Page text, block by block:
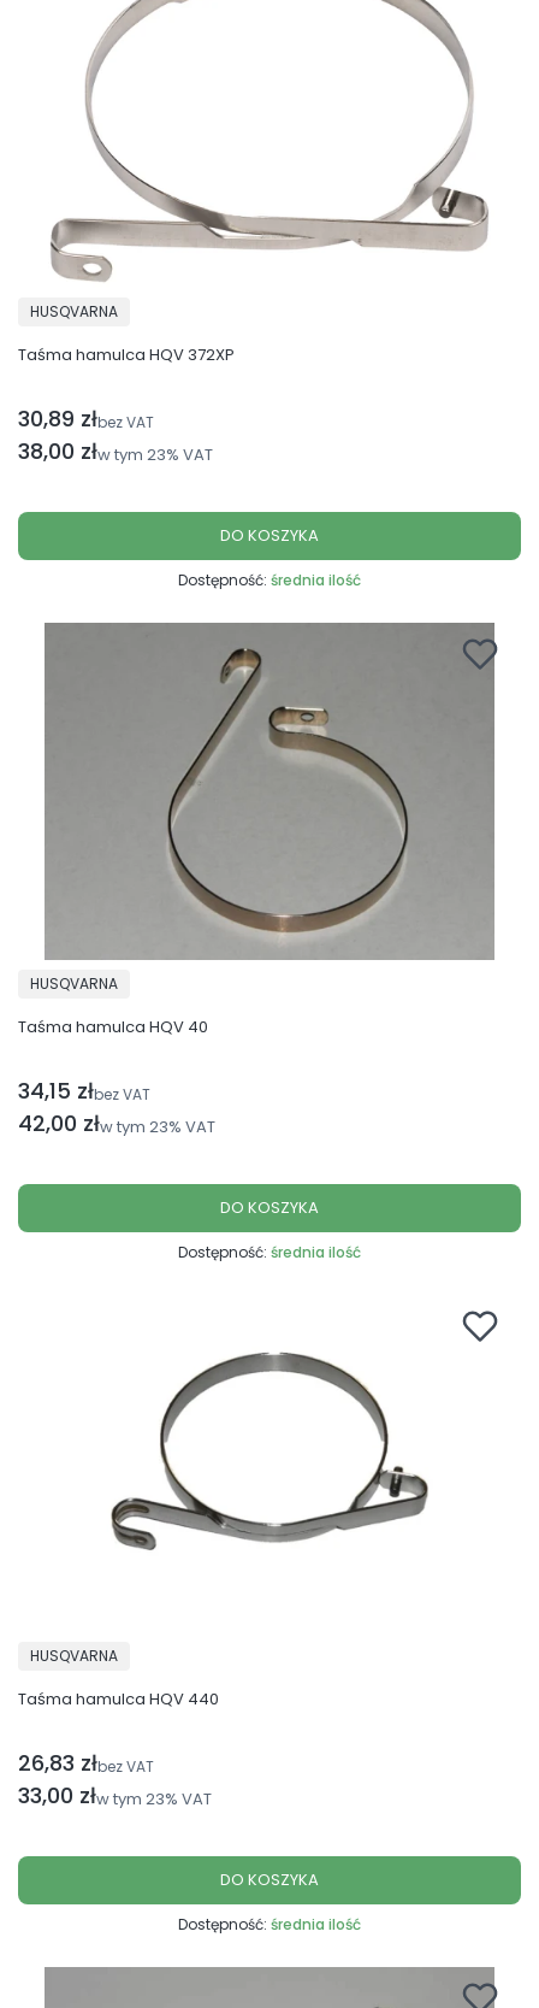
Taśma hamulca HQV 372XP
PRODUCENT
HUSQVARNA
Cena brutto
38,00 złw tym 23% VAT
Cena netto
30,89 złbez VAT
DO KOSZYKA
Dostępność: średnia ilość
Taśma hamulca HQV 40
PRODUCENT
HUSQVARNA
Cena brutto
42,00 złw tym 23% VAT
Cena netto
34,15 złbez VAT
DO KOSZYKA
Dostępność: średnia ilość
Taśma hamulca HQV 440
PRODUCENT
HUSQVARNA
Cena brutto
33,00 złw tym 23% VAT
Cena netto
26,83 złbez VAT
DO KOSZYKA
Dostępność: średnia ilość